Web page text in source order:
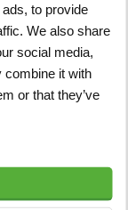
to provide
We also share
social media,
combine it with
or that they’ve
Tyvek wit
excl. btw